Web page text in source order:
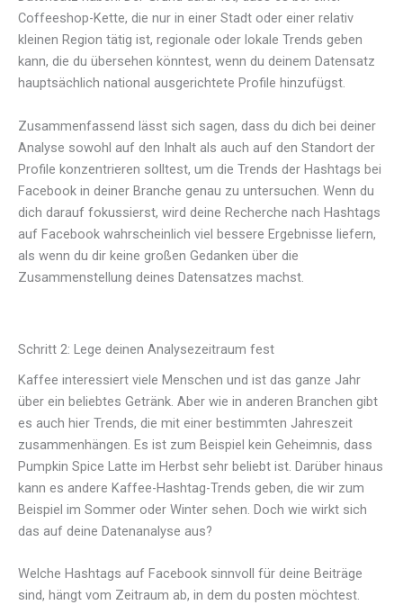
Coffeeshop-Kette, die nur in einer Stadt oder einer relativ
kleinen Region tätig ist, regionale oder lokale Trends geben
kann, die du übersehen könntest, wenn du deinem Datensatz
hauptsächlich national ausgerichtete Profile hinzufügst.
Zusammenfassend lässt sich sagen, dass du dich bei deiner
Analyse sowohl auf den Inhalt als auch auf den Standort der
Profile konzentrieren solltest, um die Trends der Hashtags bei
Facebook in deiner Branche genau zu untersuchen. Wenn du
dich darauf fokussierst, wird deine Recherche nach Hashtags
auf Facebook wahrscheinlich viel bessere Ergebnisse liefern,
als wenn du dir keine großen Gedanken über die
Zusammenstellung deines Datensatzes machst.
Schritt 2: Lege deinen Analysezeitraum fest
Kaffee interessiert viele Menschen und ist das ganze Jahr
über ein beliebtes Getränk. Aber wie in anderen Branchen gibt
es auch hier Trends, die mit einer bestimmten Jahreszeit
zusammenhängen. Es ist zum Beispiel kein Geheimnis, dass
Pumpkin Spice Latte im Herbst sehr beliebt ist. Darüber hinaus
kann es andere Kaffee-Hashtag-Trends geben, die wir zum
Beispiel im Sommer oder Winter sehen. Doch wie wirkt sich
das auf deine Datenanalyse aus?
Welche Hashtags auf Facebook sinnvoll für deine Beiträge
sind, hängt vom Zeitraum ab, in dem du posten möchtest.